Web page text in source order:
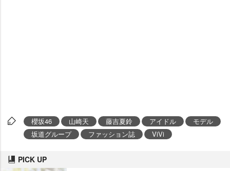
櫻坂46 山崎天 藤吉夏鈴 アイドル
モデル
坂道グループ
ファッション誌 ViVi
PICK UP